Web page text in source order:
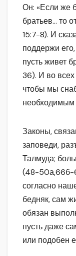
Он: «Если же
братьев… то
15:7-8). И
поддержи
пусть живет
36). И во всех
чтобы мы
необходимым
Законы,
заповеди,
Талмуда;
(48-50а,66б-
согласно
бедняк, сам
обязан
пусть даже
или подобен